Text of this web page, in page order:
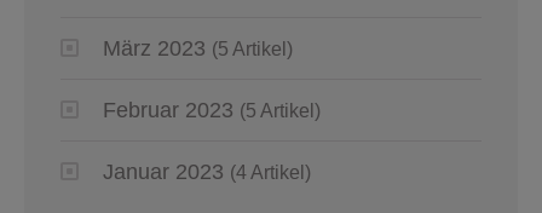
März 2023 (5 Artikel)
Februar 2023 (5 Artikel)
Januar 2023 (4 Artikel)